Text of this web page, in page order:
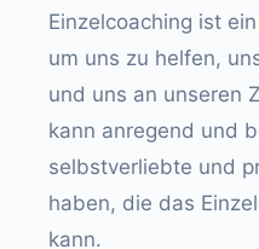
Einzelcoaching ist
um uns zu helfen,
und uns an unseren
kann anregend und
selbstverliebte und
haben, die das
kann.